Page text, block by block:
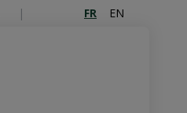
FR EN